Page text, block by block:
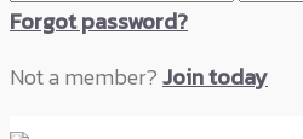
Forgot password?
Not a member?Join today